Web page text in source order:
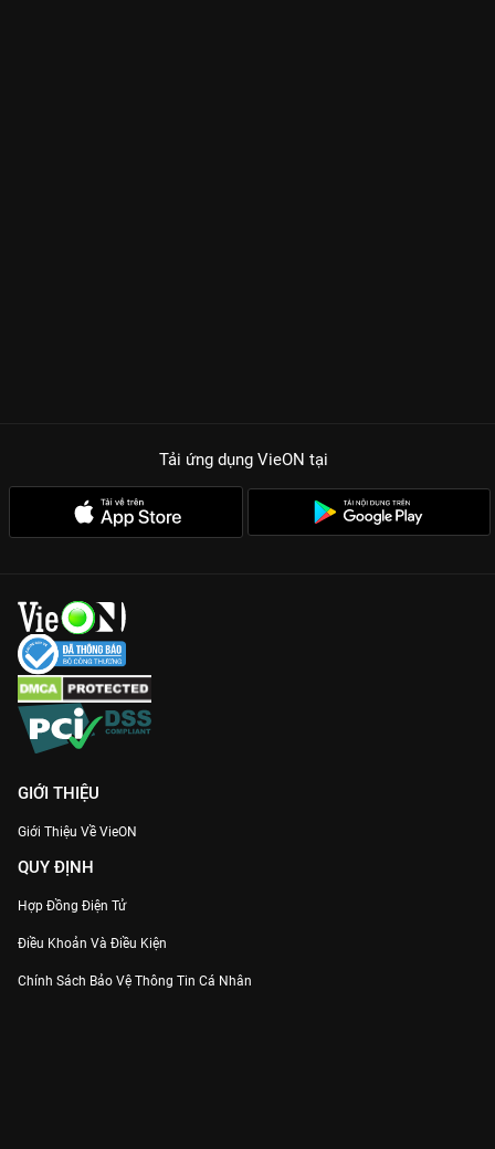
Tải ứng dụng VieON tại
GIỚI THIỆU
Giới Thiệu Về VieON
QUY ĐỊNH
Hợp Đồng Điện Tử
Điều Khoản Và Điều Kiện
Chính Sách Bảo Vệ Thông Tin Cá Nhân